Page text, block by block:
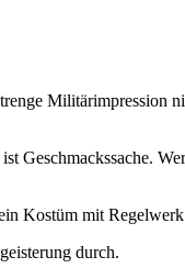
Geschmackssache.
Kostüm mit
durch.